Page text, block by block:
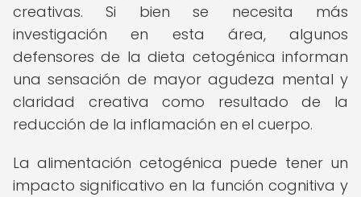
creativas. Si bien se necesita más
investigación en esta área, algunos
defensores de la dieta cetogénica informan
una sensación de mayor agudeza mental y
claridad creativa como resultado de la
reducción de la inflamación en el cuerpo.
La alimentación cetogénica puede tener un
impacto significativo en la función cognitiva y